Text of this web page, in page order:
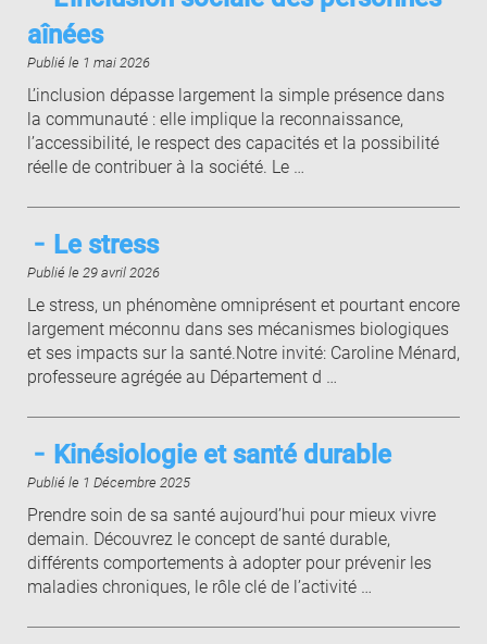
Publié le 1 mai 2026
aînées
L’inclusion dépasse largement la simple présence dans
la communauté : elle implique la reconnaissance,
l’accessibilité, le respect des capacités et la possibilité
réelle de contribuer à la société. Le …
Publié le 29 avril 2026
Le stress
Le stress, un phénomène omniprésent et pourtant encore
largement méconnu dans ses mécanismes biologiques
et ses impacts sur la santé.Notre invité: Caroline Ménard,
professeure agrégée au Département d …
Publié le 1 Décembre 2025
Kinésiologie et santé durable
Prendre soin de sa santé aujourd’hui pour mieux vivre
demain. Découvrez le concept de santé durable,
différents comportements à adopter pour prévenir les
maladies chroniques, le rôle clé de l’activité …